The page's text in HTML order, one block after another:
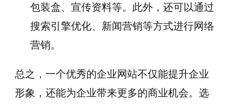
包装盒、宣传资料等。此外，还可以通过
搜索引擎优化、新闻营销等方式进行网络
营销。
总之，一个优秀的企业网站不仅能提升企业
形象，还能为企业带来更多的商业机会。选